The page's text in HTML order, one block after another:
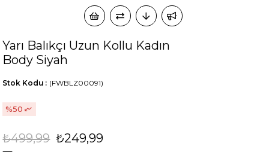
Yarı Balıkçı Uzun Kollu Kadın
Body Siyah
(FWBLZ00091)
Stok Kodu
50
₺499,99 ₺249,99